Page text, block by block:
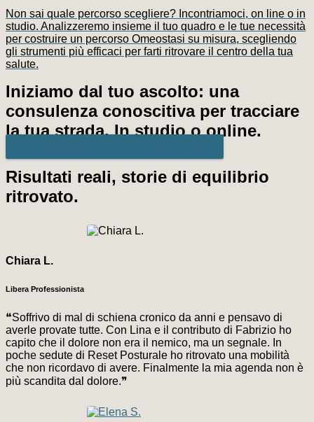
Non sai quale percorso scegliere? Incontriamoci, on line o in
studio. Analizzeremo insieme il tuo quadro e le tue necessità
per costruire un percorso Omeostasi su misura, scegliendo
gli strumenti più efficaci per farti ritrovare il centro della tua
salute.
Iniziamo dal tuo ascolto: una
consulenza conoscitiva per tracciare
la tua strada. In studio o online.
Risultati reali, storie di equilibrio
ritrovato.
Chiara L.
Libera Professionista
❝Soffrivo di mal di schiena cronico da anni e pensavo di
averle provate tutte. Con Lina e il contributo di Fabrizio ho
capito che il dolore non era il nemico, ma un segnale. In
poche sedute di Reset Posturale ho ritrovato una mobilità
che non ricordavo di avere. Finalmente la mia agenda non è
più scandita dal dolore.❞